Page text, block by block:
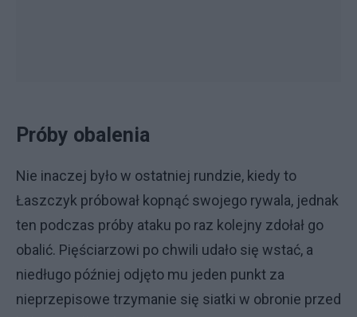
Próby obalenia
Nie inaczej było w ostatniej rundzie, kiedy to
Łaszczyk próbował kopnąć swojego rywala, jednak
ten podczas próby ataku po raz kolejny zdołał go
obalić. Pięściarzowi po chwili udało się wstać, a
niedługo później odjęto mu jeden punkt za
nieprzepisowe trzymanie się siatki w obronie przed